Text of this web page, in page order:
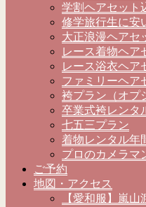
学割ヘアセット
修学旅行生に安
大正浪漫ヘアセ
レース着物ヘア
レース浴衣ヘア
ファミリーヘア
袴プラン（オプ
卒業式袴レンタ
七五三プラン
着物レンタル年
プロのカメラマ
ご予約
地図・アクセス
【愛和服】嵐山